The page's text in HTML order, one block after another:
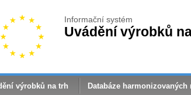
Informační systém
Uvádění výrobků
výrobků na trh Databáze harmonizovaných